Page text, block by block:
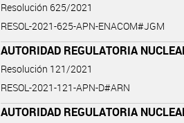
Resolución 625/2021
RESOL-2021-625-APN-ENACOM#JGM
AUTORIDAD REGULATORIA
Resolución 121/2021
RESOL-2021-121-APN-D#ARN
AUTORIDAD REGULATORIA